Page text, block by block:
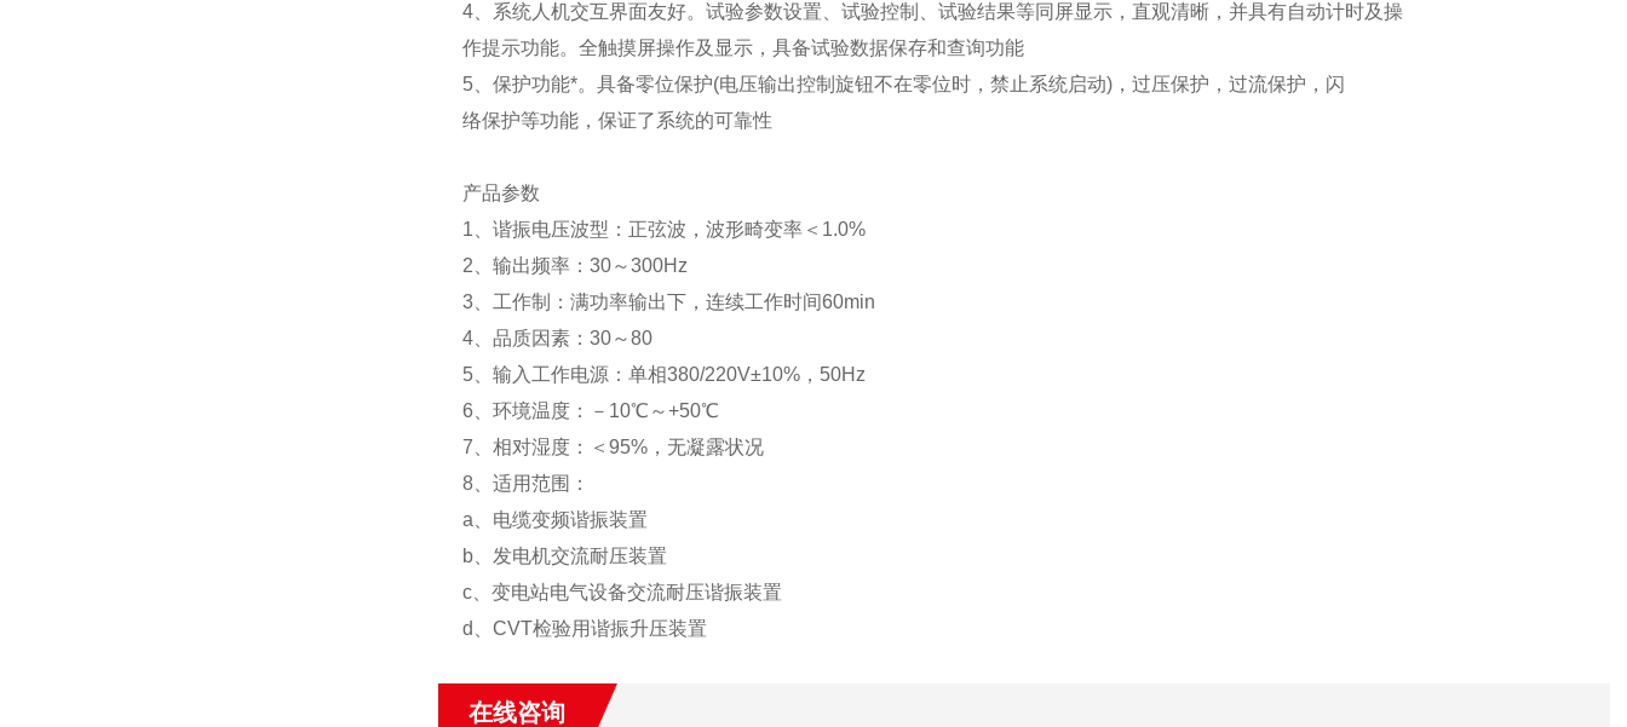
4、系统人机交互界面友好。试验参数设置、试验控制、试验结果等同屏显示，直观清晰，并具有自动计时及操
作提示功能。全触摸屏操作及显示，具备试验数据保存和查询功能
5、保护功能*。具备零位保护(电压输出控制旋钮不在零位时，禁止系统启动)，过压保护，过流保护，闪
络保护等功能，保证了系统的可靠性
产品参数
1、谐振电压波型：正弦波，波形畸变率＜1.0%
2、输出频率：30～300Hz
3、工作制：满功率输出下，连续工作时间60min
4、品质因素：30～80
5、输入工作电源：单相380/220V±10%，50Hz
6、环境温度：－10℃～+50℃
7、相对湿度：＜95%，无凝露状况
8、适用范围：
a、电缆变频谐振装置
b、发电机交流耐压装置
c、变电站电气设备交流耐压谐振装置
d、CVT检验用谐振升压装置
在线咨询